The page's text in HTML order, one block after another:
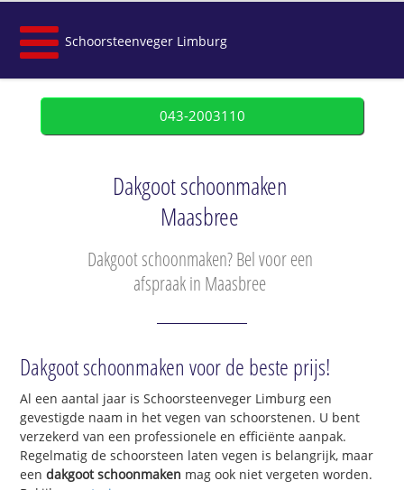
Schoorsteenveger Limburg
043-2003110
Dakgoot schoonmaken
Maasbree
Dakgoot schoonmaken? Bel voor een
afspraak in Maasbree
Dakgoot schoonmaken voor de beste prijs!
Al een aantal jaar is Schoorsteenveger Limburg een
gevestigde naam in het vegen van schoorstenen. U bent
verzekerd van een professionele en efficiënte aanpak.
Regelmatig de schoorsteen laten vegen is belangrijk, maar
eendakgoot schoonmaken mag ook niet vergeten worden.